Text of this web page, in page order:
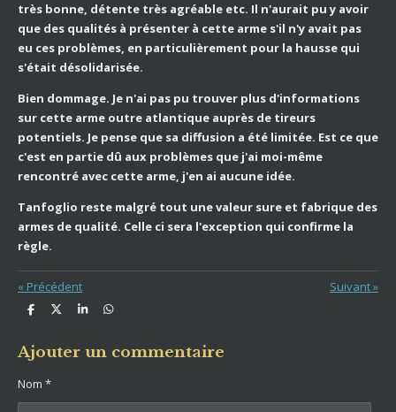
très bonne, détente très agréable etc. Il n'aurait pu y avoir
que des qualités à présenter à cette arme s'il n'y avait pas
eu ces problèmes, en particulièrement pour la hausse qui
s'était désolidarisée.
Bien dommage. Je n'ai pas pu trouver plus d'informations
sur cette arme outre atlantique auprès de tireurs
potentiels. Je pense que sa diffusion a été limitée. Est ce que
c'est en partie dû aux problèmes que j'ai moi-même
rencontré avec cette arme, j'en ai aucune idée.
Tanfoglio reste malgré tout une valeur sure et fabrique des
armes de qualité. Celle ci sera l'exception qui confirme la
règle.
« Précédent Suivant»
P
t
a
e
P
t
a
P
P
a
Ajouter un commentaire
Nom *